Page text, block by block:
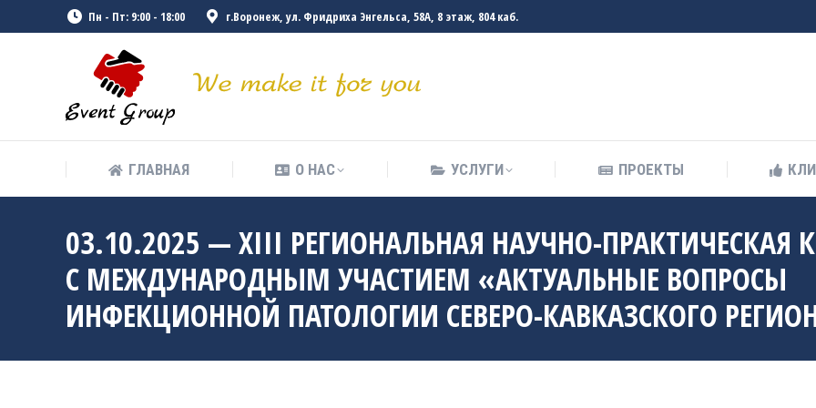
Пн - Пт: 9:00 - 18:00 г.Воронеж, ул. Фридриха Энгельса, 58А, 8 этаж, 804 каб.
ГЛАВНАЯ О НАС УСЛУГИ ПРОЕКТЫ
03.10.2025 — XIII РЕГИОНАЛЬНАЯ НАУЧНО-ПРАКТИЧЕСКАЯ
С МЕЖДУНАРОДНЫМ УЧАСТИЕМ «АКТУАЛЬНЫЕ ВОПРОСЫ
ИНФЕКЦИОННОЙ ПАТОЛОГИИ СЕВЕРО-КАВКАЗСКОГО
ГЛАВНАЯ О НАС УСЛУГИ ПРОЕКТЫ